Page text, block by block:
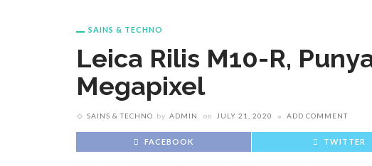
SAINS & TECHNO
Leica Rilis M10-R,
Megapixel
SAINS & TECHNO by ADMIN on JULY 21, 2020 ADD COMMENT
FACEBOOK TWITTER